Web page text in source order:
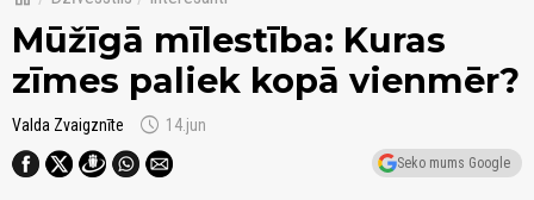
Mūžīgā mīlestība: Kuras
zīmes paliek kopā vienmēr?
Valda Zvaigznīte schedule 14.jun
Seko mums Google